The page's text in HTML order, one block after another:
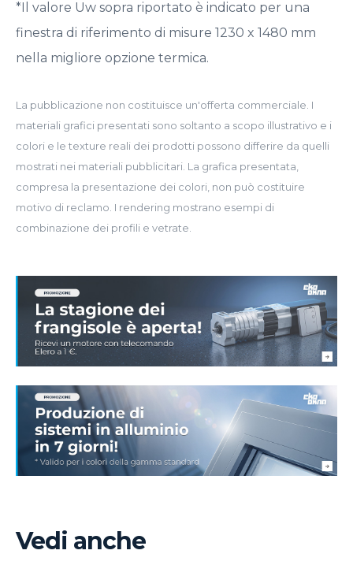
*Il valore Uw sopra riportato è indicato per una
finestra di riferimento di misure 1230 x 1480 mm
nella migliore opzione termica.
La pubblicazione non costituisce un'offerta commerciale. I
materiali grafici presentati sono soltanto a scopo illustrativo e i
colori e le texture reali dei prodotti possono differire da quelli
mostrati nei materiali pubblicitari. La grafica presentata,
compresa la presentazione dei colori, non può costituire
motivo di reclamo. I rendering mostrano esempi di
combinazione dei profili e vetrate.
Vedi anche